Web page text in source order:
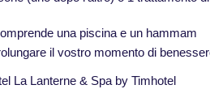
una piscina e un hammam
il vostro momento di
La Lanterne & Spa by Timhotel